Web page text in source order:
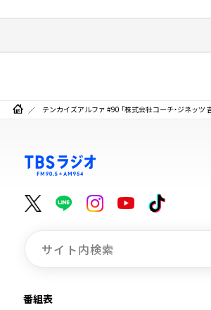
テンカイズアルファ #90 「株式会社コーチ・ジネッツ
番組表